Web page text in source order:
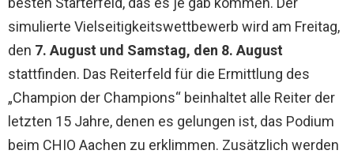
simulierte Vielseitigkeitswettbewerb wird am Freitag,
den 7. August und Samstag, den 8. August
stattfinden. Das Reiterfeld für die Ermittlung des
„Champion der Champions“ beinhaltet alle Reiter der
letzten 15 Jahre, denen es gelungen ist, das Podium
beim CHIO Aachen zu erklimmen. Zusätzlich werden